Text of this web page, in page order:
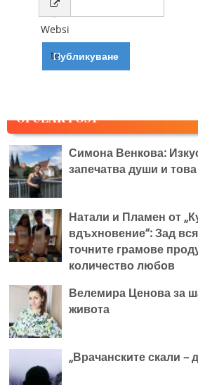
*
Websi
te
OPULAR POST
Симона Венкова:
запечатва души и
Натали и Пламен от
вдъхновение“: Зад
точните грамове
количество любов
Велемира Ценова за
живота
„Врачанските скали –